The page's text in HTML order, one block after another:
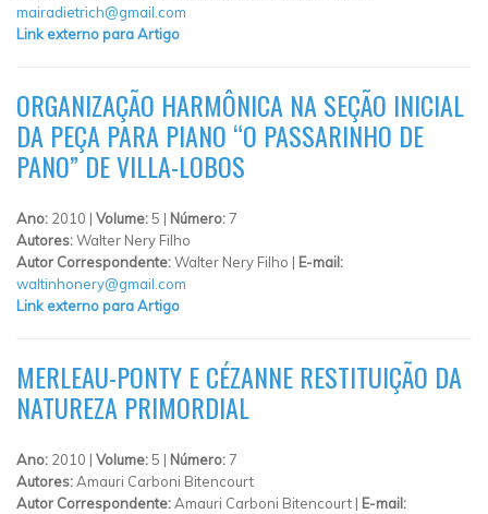
mairadietrich@gmail.com
Link externo para Artigo
ORGANIZAÇÃO HARMÔNICA NA SEÇÃO INICIAL
DA PEÇA PARA PIANO “O PASSARINHO DE
PANO” DE VILLA-LOBOS
Ano: 2010 | Volume:5 | Número: 7
Autores:Walter Nery Filho
Autor Correspondente:Walter Nery Filho | E-mail:
waltinhonery@gmail.com
Link externo para Artigo
MERLEAU-PONTY E CÉZANNE RESTITUIÇÃO DA
NATUREZA PRIMORDIAL
Ano: 2010 | Volume:5 | Número: 7
Autores:Amauri Carboni Bitencourt
Autor Correspondente:Amauri Carboni Bitencourt | E-mail: